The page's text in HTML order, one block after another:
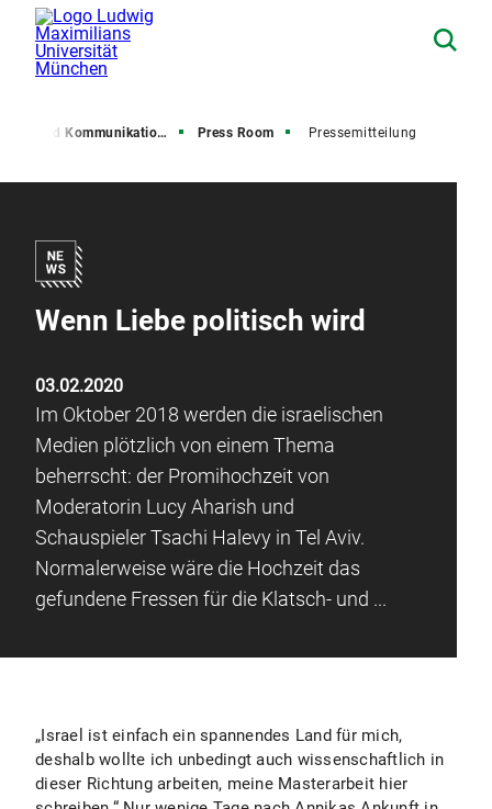
und Kommunikation (PuK) Press Room Pressemitteilung
Wenn Liebe politisch wird
03.02.2020
Im Oktober 2018 werden die israelischen
Medien plötzlich von einem Thema
beherrscht: der Promihochzeit von
Moderatorin Lucy Aharish und
Schauspieler Tsachi Halevy in Tel Aviv.
Normalerweise wäre die Hochzeit das
gefundene Fressen für die Klatsch- und ...
„Israel ist einfach ein spannendes Land für mich,
deshalb wollte ich unbedingt auch wissenschaftlich in
dieser Richtung arbeiten, meine Masterarbeit hier